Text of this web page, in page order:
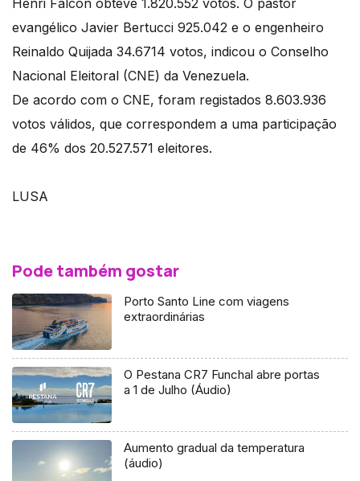
Henri Falcon obteve 1.820.552 votos. O pastor
evangélico Javier Bertucci 925.042 e o engenheiro
Reinaldo Quijada 34.6714 votos, indicou o Conselho
Nacional Eleitoral (CNE) da Venezuela.
De acordo com o CNE, foram registados 8.603.936
votos válidos, que correspondem a uma participação
de 46% dos 20.527.571 eleitores.
LUSA
Pode também gostar
Porto Santo Line com viagens
extraordinárias
O Pestana CR7 Funchal abre portas
a 1 de Julho (Áudio)
Aumento gradual da temperatura
(áudio)